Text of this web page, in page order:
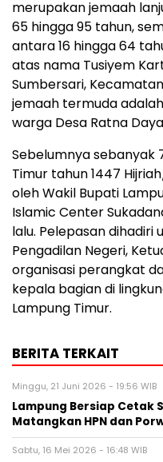
merupakan jemaah
65 hingga 95 tahun,
antara 16 hingga 64
atas nama Tusiyem
Sumbersari,
jemaah termuda
warga Desa Ratna
Sebelumnya sebanyak
Timur tahun 1447
oleh Wakil Bupati
Islamic Center
lalu. Pelepasan dihadiri
Pengadilan Negeri,
organisasi perangkat
kepala bagian di
Lampung Timur.
BERITA TERKAIT
Minggu, 21 Juni 2026 - 19:56 WIB
Lampung Bersiap Cetak
Matangkan HPN dan
Sabtu, 16 Mei 2026 - 16:48 WIB